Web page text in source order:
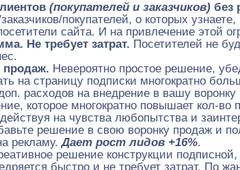
(покупателей и заказчиков) без
покупателей, о которых
сайта. И на привлечение этой
Не требует затрат. Посетителей не
продаж. Невероятно простое решение,
на страницу подписки многократно
расходов на внедрение в вашу
которое многократно повышает кол-во
на чувства любопытства и
решение в свою воронку продаж и
рекламу.Дает рост лидов +16%.
решение конструкции
быстро и не требует затрат. По